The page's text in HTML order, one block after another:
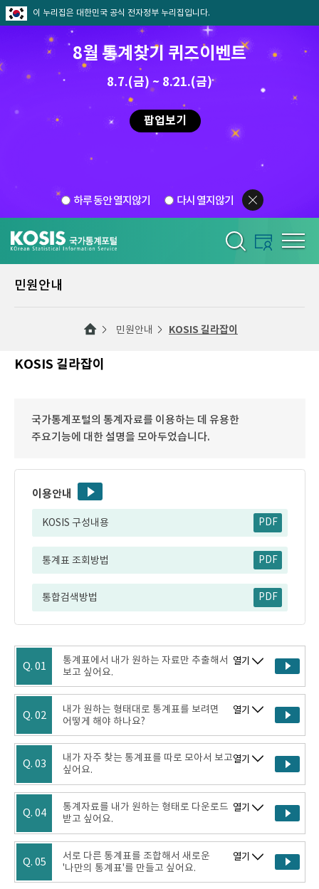
이 누리집은 대한민국 공식 전자정부 누리집입니다.
8월 통계찾기 퀴즈이벤트
8.7.(금) ~ 8.21.(금)
팝업보기
하루 동안 열지않기 다시 열지않기
민원안내
민원안내 KOSIS 길라잡이
KOSIS 길라잡이
국가통계포털의 통계자료를 이용하는 데 유용한
주요기능에 대한 설명을 모아두었습니다.
이용안내
KOSIS 구성내용 PDF
통계표 조회방법 PDF
통합검색방법 PDF
Q. 01
통계표에서 내가 원하는 자료만 추출해서
보고 싶어요.
열기
Q. 02
내가 원하는 형태대로 통계표를 보려면
어떻게 해야 하나요?
열기
Q. 03
내가 자주 찾는 통계표를 따로 모아서 보고
싶어요.
열기
Q. 04
통계자료를 내가 원하는 형태로 다운로드
받고 싶어요.
열기
Q. 05
서로 다른 통계표를 조합해서 새로운
'나만의 통계표'를 만들고 싶어요.
열기